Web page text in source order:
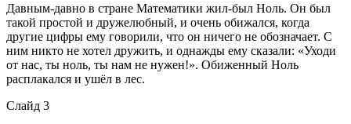
Давным-давно в стране Математики жил-был Ноль. Он был
такой простой и дружелюбный, и очень обижался, когда
другие цифры ему говорили, что он ничего не обозначает. С
ним никто не хотел дружить, и однажды ему сказали: «Уходи
от нас, ты ноль, ты нам не нужен!». Обиженный Ноль
расплакался и ушёл в лес.
Слайд 3